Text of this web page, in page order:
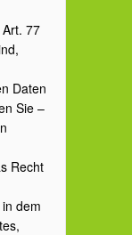
77
Daten
Sie –
Recht
dem